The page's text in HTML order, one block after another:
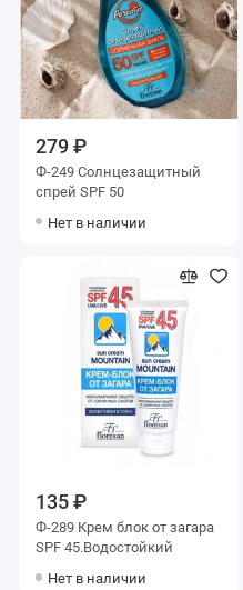
279 ₽
Ф-249 Солнцезащитный
спрей SPF 50
Нет в наличии
135 ₽
Ф-289 Крем блок от загара
SPF 45.Водостойкий
Нет в наличии